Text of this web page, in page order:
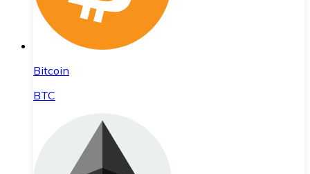
Bitcoin
BTC